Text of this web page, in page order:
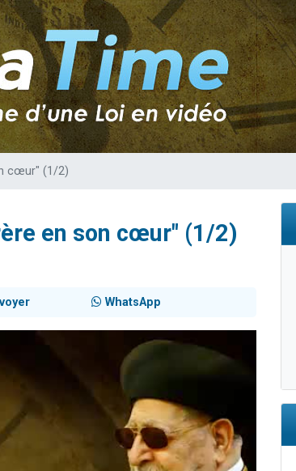
rejoindre sur WhatsApp
rejoindre sur WhatsApp
faire un don pour Événements Torah-Box
cœur" (1/2)
en son cœur" (1/2)
WhatsApp